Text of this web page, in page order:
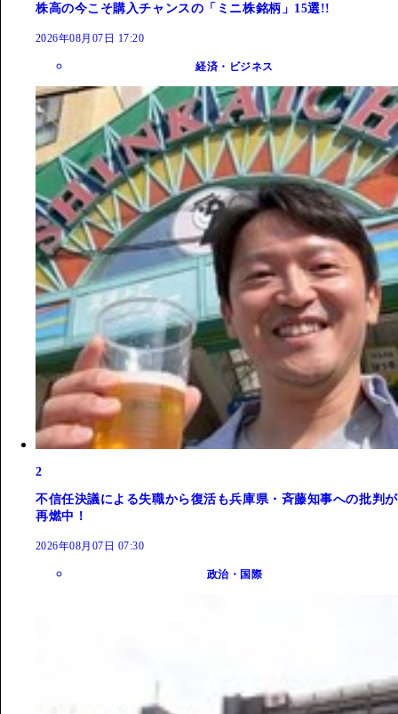
株高の今こそ購入チャンスの「ミニ株銘柄」15選!!
2026年08月07日 17:20
経済・ビジネス
2
不信任決議による失職から復活も兵庫県・斉藤知事への批判が
再燃中！
2026年08月07日 07:30
政治・国際